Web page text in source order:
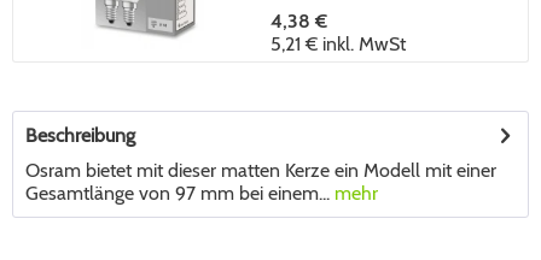
4,38 €
5,21 € inkl. MwSt
Beschreibung
Osram bietet mit dieser matten Kerze ein Modell mit einer
Gesamtlänge von 97 mm bei einem... mehr